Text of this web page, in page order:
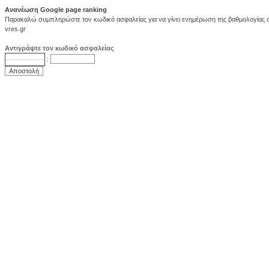
Ανανέωση Google page ranking
Παρακαλώ συμπληρώστε τον κωδικό ασφαλείας για να γίνει ενημέρωση της βαθμολογίας
vres.gr
Αντιγράψτε τον κωδικό ασφαλείας
: